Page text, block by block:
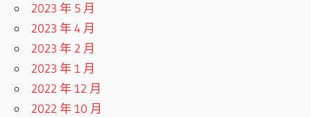
2023 年 5 月
2023 年 4 月
2023 年 2 月
2023 年 1 月
2022 年 12 月
2022 年 10 月